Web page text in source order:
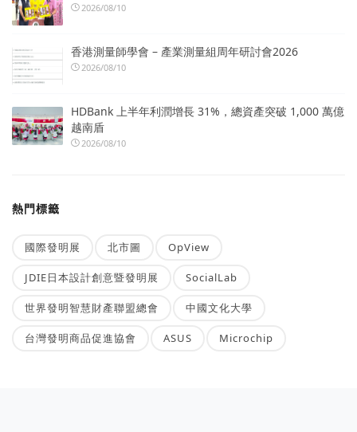
2026/08/10
香港測量師學會 – 產業測量組周年研討會2026
2026/08/10
HDBank 上半年利潤增長 31%，總資產突破 1,000 萬億
越南盾
2026/08/10
熱門標籤
國際發明展 北市圖 OpView
JDIE日本設計創意暨發明展 SocialLab
世界發明智慧財產聯盟總會 中國文化大學
台灣發明商品促進協會 ASUS Microchip